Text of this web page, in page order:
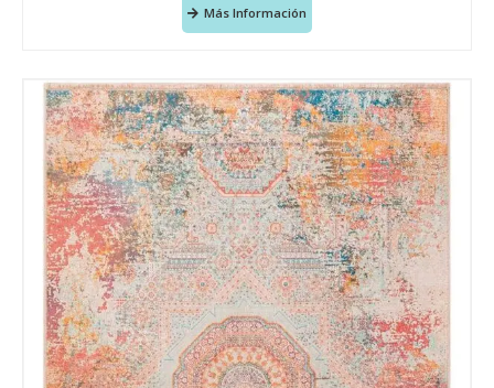
Más Información
Nombre y Referencia del producto*
Acuerdo RGPD*
Doy mi consentimiento para que
esta web almacene la
información que envío para que
puedan responder a mi petición.